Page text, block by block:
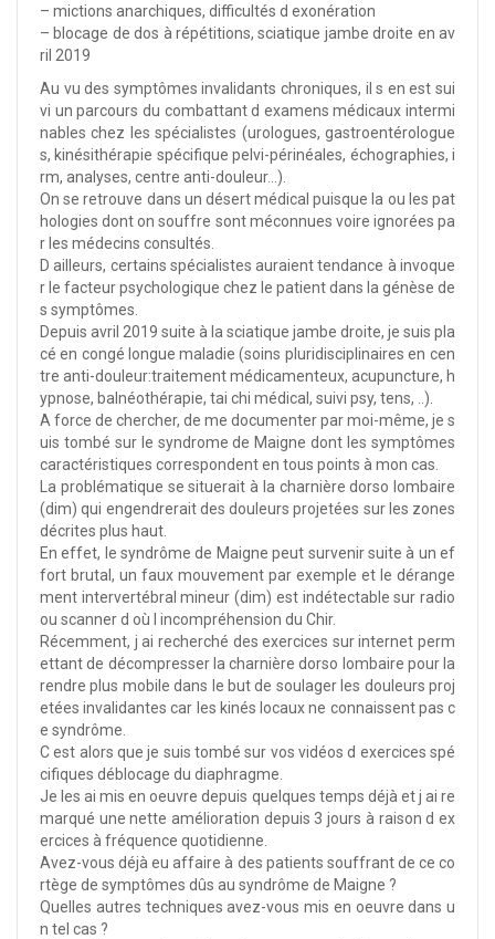
– mictions anarchiques, difficultés d exonération
– blocage de dos à répétitions, sciatique jambe droite en av
ril 2019
Au vu des symptômes invalidants chroniques, il s en est sui
vi un parcours du combattant d examens médicaux intermi
nables chez les spécialistes (urologues, gastroentérologue
s, kinésithérapie spécifique pelvi-périnéales, échographies, i
rm, analyses, centre anti-douleur…).
On se retrouve dans un désert médical puisque la ou les pat
hologies dont on souffre sont méconnues voire ignorées pa
r les médecins consultés.
D ailleurs, certains spécialistes auraient tendance à invoque
r le facteur psychologique chez le patient dans la génèse de
s symptômes.
Depuis avril 2019 suite à la sciatique jambe droite, je suis pla
cé en congé longue maladie (soins pluridisciplinaires en cen
tre anti-douleur:traitement médicamenteux, acupuncture, h
ypnose, balnéothérapie, tai chi médical, suivi psy, tens, ..).
A force de chercher, de me documenter par moi-même, je s
uis tombé sur le syndrome de Maigne dont les symptômes
caractéristiques correspondent en tous points à mon cas.
La problématique se situerait à la charnière dorso lombaire
(dim) qui engendrerait des douleurs projetées sur les zones
décrites plus haut.
En effet, le syndrôme de Maigne peut survenir suite à un ef
fort brutal, un faux mouvement par exemple et le dérange
ment intervertébral mineur (dim) est indétectable sur radio
ou scanner d où l incompréhension du Chir.
Récemment, j ai recherché des exercices sur internet perm
ettant de décompresser la charnière dorso lombaire pour la
rendre plus mobile dans le but de soulager les douleurs proj
etées invalidantes car les kinés locaux ne connaissent pas c
e syndrôme.
C est alors que je suis tombé sur vos vidéos d exercices spé
cifiques déblocage du diaphragme.
Je les ai mis en oeuvre depuis quelques temps déjà et j ai re
marqué une nette amélioration depuis 3 jours à raison d ex
ercices à fréquence quotidienne.
Avez-vous déjà eu affaire à des patients souffrant de ce co
rtège de symptômes dûs au syndrôme de Maigne ?
Quelles autres techniques avez-vous mis en oeuvre dans u
n tel cas ?